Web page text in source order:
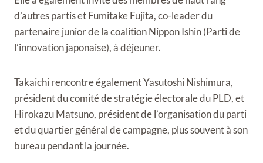
d’autres partis et Fumitake Fujita, co-leader du
partenaire junior de la coalition Nippon Ishin (Parti de
l’innovation japonaise), à ​​déjeuner.
Takaichi rencontre également Yasutoshi Nishimura,
président du comité de stratégie électorale du PLD, et
Hirokazu Matsuno, président de l’organisation du parti
et du quartier général de campagne, plus souvent à son
bureau pendant la journée.